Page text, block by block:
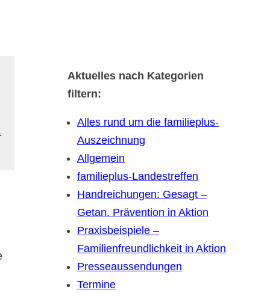
Aktuelles nach Kategorien
filtern:
Alles rund um die familieplus-
Auszeichnung
Allgemein
familieplus-Landestreffen
Handreichungen: Gesagt –
Getan. Prävention in Aktion
Praxisbeispiele –
Familienfreundlichkeit in Aktion
Presseaussendungen
Termine